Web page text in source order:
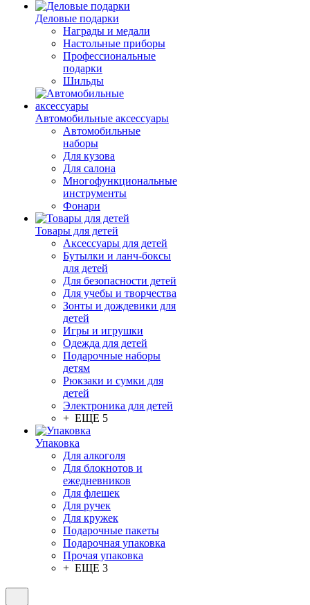
Деловые подарки
Награды и медали
Настольные приборы
Профессиональные
подарки
Шильды
Автомобильные аксессуары
Автомобильные
наборы
Для кузова
Для салона
Многофункциональные
инструменты
Фонари
Товары для детей
Аксессуары для детей
Бутылки и ланч-боксы
для детей
Для безопасности детей
Для учебы и творчества
Зонты и дождевики для
детей
Игры и игрушки
Одежда для детей
Подарочные наборы
детям
Рюкзаки и сумки для
детей
Электроника для детей
+ ЕЩЕ 5
Упаковка
Для алкоголя
Для блокнотов и
ежедневников
Для флешек
Для ручек
Для кружек
Подарочные пакеты
Подарочная упаковка
Прочая упаковка
+ ЕЩЕ 3